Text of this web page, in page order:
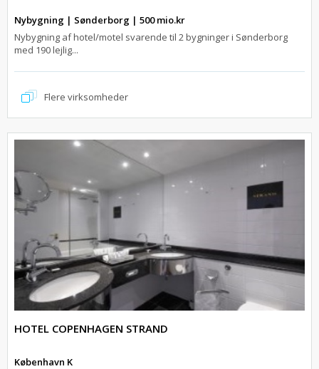
Nybygning | Sønderborg | 500 mio.kr
Nybygning af hotel/motel svarende til 2 bygninger i Sønderborg
med 190 lejlig...
Flere virksomheder
HOTEL COPENHAGEN STRAND
København K